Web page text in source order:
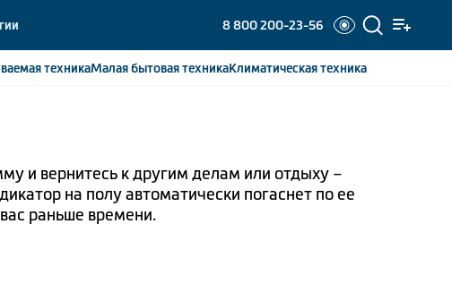
8 800 200-23-56
техникаМалая бытоваятехникаКлиматическаятехника
и вернитесь к другим делам или отдыху –
на полу автоматически погаснет по ее
раньше времени.